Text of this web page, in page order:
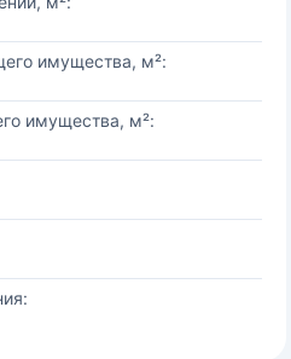
имущества, м²:
имущества, м²: